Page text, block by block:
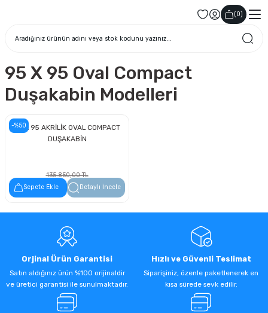
(0)
95 X 95 Oval Compact
Duşakabin Modelleri
-%50
95 x 95 AKRİLİK OVAL COMPACT
DUŞAKABİN
135.850,00 TL
67.925,00 TL
Sepete Ekle Detaylı İncele
Orjinal Ürün Garantisi
Satın aldığınız ürün %100 orijinaldir
ve üretici garantisi ile sunulmaktadır.
Hızlı ve Güvenli Teslimat
Siparişiniz, özenle paketlenerek en
kısa sürede sevk edilir.